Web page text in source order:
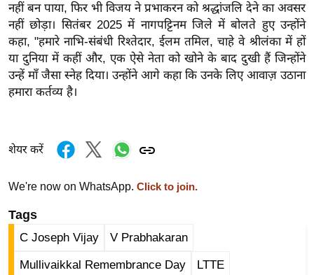
त
बॉ
ली
वु
ड
वु
फि
स
मी
नहीं बन पाया, फिर भी विजय ने प्रभाकरन को श्रद्धांजलि देने का अवसर
नहीं छोड़ा। सितंबर 2025 में नागपट्टिनम जिले में बोलते हुए उन्होंने
कहा, "हमारे नाभि-संबंधी रिश्तेदार, ईलम तमिल, चाहे वे श्रीलंका में हों
या दुनिया में कहीं और, एक ऐसे नेता को खोने के बाद दुखी हैं जिन्होंने
उन्हें माँ जैसा स्नेह दिया। उन्होंने आगे कहा कि उनके लिए आवाज़ उठाना
हमारा कर्तव्य है।
शेयर करें
We're now on WhatsApp. Click to join.
Tags
C Joseph Vijay V Prabhakaran
Mullivaikkal Remembrance Day LTTE